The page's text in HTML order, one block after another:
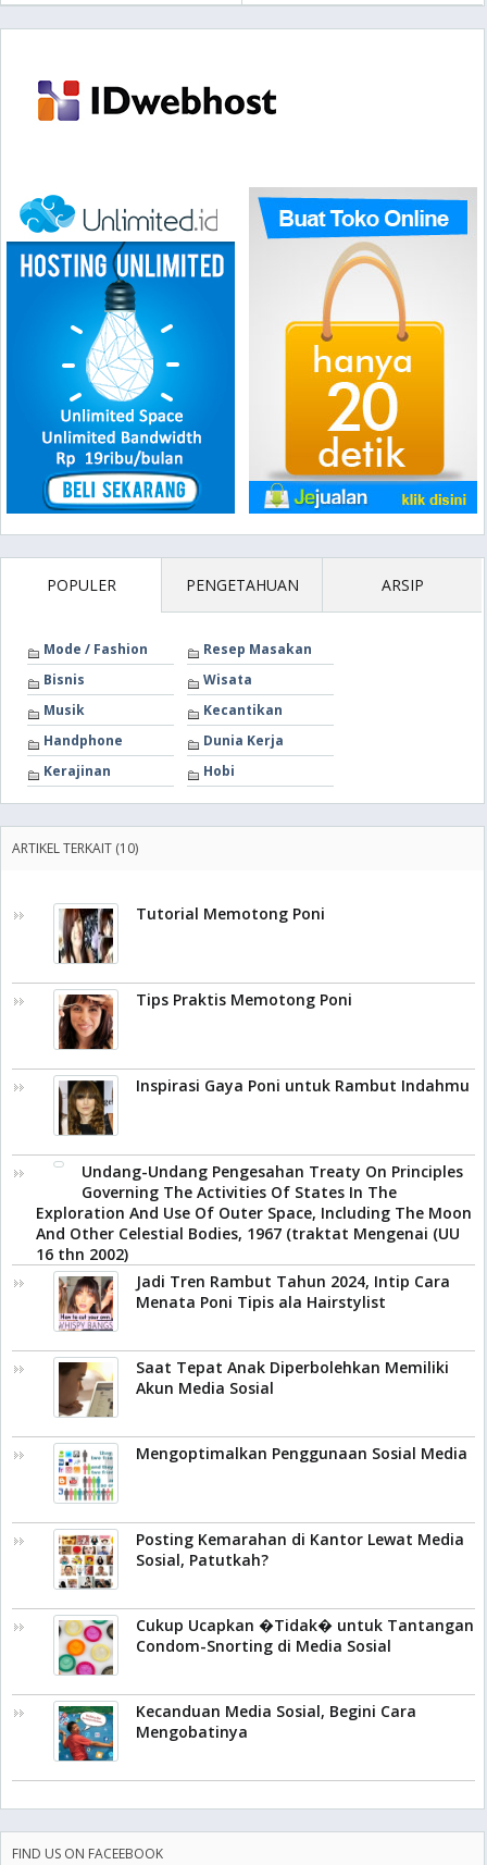
POPULER PENGETAHUAN ARSIP
Mode / Fashion
Resep Masakan
Bisnis
Wisata
Musik
Kecantikan
Handphone
Dunia Kerja
Kerajinan
Hobi
ARTIKEL TERKAIT (10)
Tutorial Memotong Poni
Tips Praktis Memotong Poni
Inspirasi Gaya Poni untuk Rambut Indahmu
Undang-Undang Pengesahan Treaty On Principles
Governing The Activities Of States In The
Exploration And Use Of Outer Space, Including The Moon
And Other Celestial Bodies, 1967 (traktat Mengenai (UU
16 thn 2002)
Jadi Tren Rambut Tahun 2024, Intip Cara
Menata Poni Tipis ala Hairstylist
Saat Tepat Anak Diperbolehkan Memiliki
Akun Media Sosial
Mengoptimalkan Penggunaan Sosial Media
Posting Kemarahan di Kantor Lewat Media
Sosial, Patutkah?
Cukup Ucapkan �Tidak� untuk Tantangan
Condom-Snorting di Media Sosial
Kecanduan Media Sosial, Begini Cara
Mengobatinya
FIND US ON FACEEBOOK